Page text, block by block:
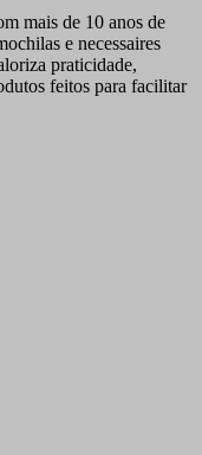
mais de 10 anos de
e necessaires
praticidade,
feitos para facilitar